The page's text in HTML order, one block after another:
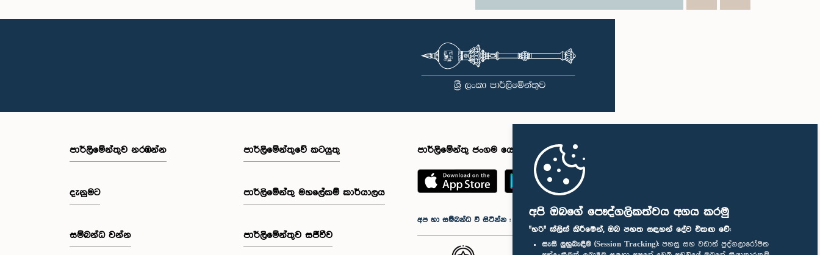
අපි ඔබගේ පෞද්ගලිකත්වය අගය කරමු
"හරි" ක්ලික් කිරීමෙන්, ඔබ පහත සඳහන් දේට එකඟ වේ:
සැසි ලුහුබැඳීම (Session Tracking): පහසු සහ වඩාත් පුද්ගලාරෝපිත
පාර්ලි‌මේන්තුව නරඹන්න
දැනුමට
සම්බන්ධ වන්න
පාර්ලිමේන්තුවේ කටයුතු
පාර්ලිමේන්තු මහලේකම් කාර්යාලය
පාර්ලිමේන්තුව සජීවීව
පාර්ලිමේන්තු ජංගම යෙදුම
අප හා සම්බන්ධ වී සිටින්න :